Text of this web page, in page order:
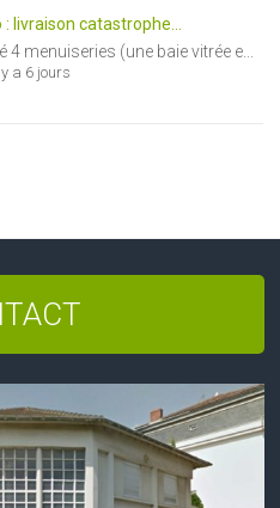
livraison catastrophe...
menuiseries (une baie vitrée e...
y a 6 jours